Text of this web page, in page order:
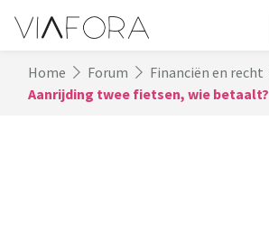
Home Forum
Financiën en recht
Aanrijding twee fietsen, wie betaalt?